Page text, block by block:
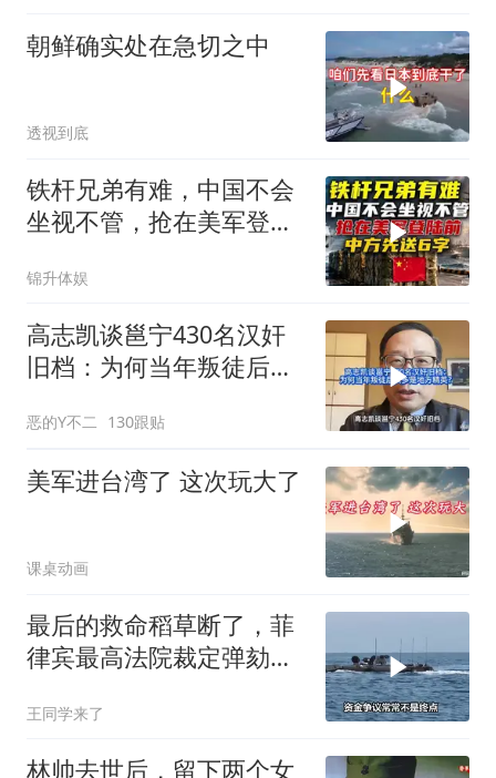
朝鲜确实处在急切之中
透视到底
铁杆兄弟有难，中国不会
坐视不管，抢在美军登陆
锦升体娱
高志凯谈邕宁430名汉奸
旧档：为何当年叛徒后人
恶的Y不二 130跟贴
美军进台湾了 这次玩大了
课桌动画
最后的救命稻草断了，菲
律宾最高法院裁定弹劾合
王同学来了
林帅去世后，留下两个女